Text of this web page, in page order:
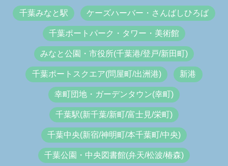
千葉みなと駅 ケーズハーバー・さんばしひろば
千葉ポートパーク・タワー・美術館
みなと公園・市役所(千葉港/登戸/新田町)
千葉ポートスクエア(問屋町/出洲港) 新港
幸町団地・ガーデンタウン(幸町)
千葉駅(新千葉/新町/富士見/栄町)
千葉中央(新宿/神明町/本千葉町/中央)
千葉公園・中央図書館(弁天/松波/椿森)